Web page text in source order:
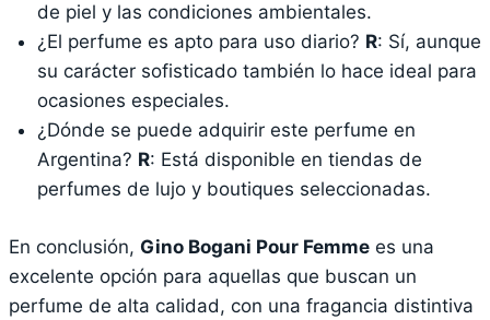
de piel y las condiciones ambientales.
¿El perfume es apto para uso diario? R: Sí, aunque
su carácter sofisticado también lo hace ideal para
ocasiones especiales.
¿Dónde se puede adquirir este perfume en
Argentina? R: Está disponible en tiendas de
perfumes de lujo y boutiques seleccionadas.
En conclusión, Gino Bogani Pour Femme es una
excelente opción para aquellas que buscan un
perfume de alta calidad, con una fragancia distintiva